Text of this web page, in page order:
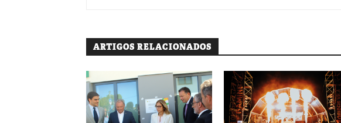
ARTIGOS RELACIONADOS